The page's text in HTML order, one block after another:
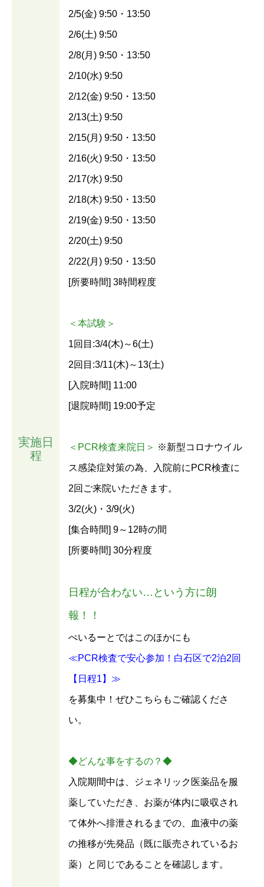
実施日
程
2/5(金) 9:50・13:50
2/6(土) 9:50
2/8(月) 9:50・13:50
2/10(水) 9:50
2/12(金) 9:50・13:50
2/13(土) 9:50
2/15(月) 9:50・13:50
2/16(火) 9:50・13:50
2/17(水) 9:50
2/18(木) 9:50・13:50
2/19(金) 9:50・13:50
2/20(土) 9:50
2/22(月) 9:50・13:50
[所要時間] 3時間程度
＜本試験＞
1回目:3/4(木)～6(土)
2回目:3/11(木)～13(土)
[入院時間] 11:00
[退院時間] 19:00予定
＜PCR検査来院日＞ ※新型コロナウイル
ス感染症対策の為、入院前にPCR検査に
2回ご来院いただきます。
3/2(火)・3/9(火)
[集合時間] 9～12時の間
[所要時間] 30分程度
日程が合わない…という方に朗
報！！
ぺいるーとではこのほかにも
≪PCR検査で安心参加！白石区で2泊2回
【日程1】≫
を募集中！ぜひこちらもご確認くださ
い。
◆どんな事をするの？◆
入院期間中は、ジェネリック医薬品を服
薬していただき、お薬が体内に吸収され
て体外へ排泄されるまでの、血液中の薬
の推移が先発品（既に販売されているお
薬）と同じであることを確認します。